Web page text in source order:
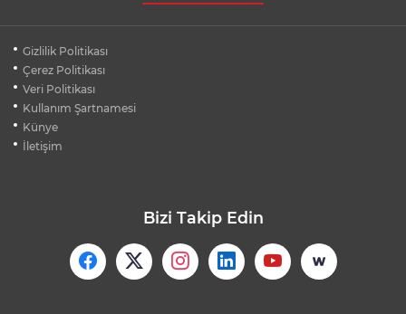
GÖZTEPE’DEN SEZON ÖNCESİ 7 MAÇTA
Gizlilik Politikası
Çerez Politikası
Veri Politikası
Kullanım Şartnamesi
Künye
İletişim
Bizi Takip Edin